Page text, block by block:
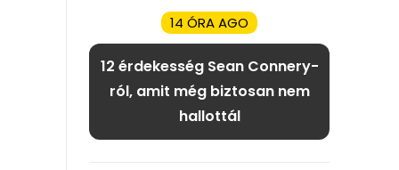
14 ÓRA AGO
12 érdekesség Sean Connery-
ról, amit még biztosan nem
hallottál